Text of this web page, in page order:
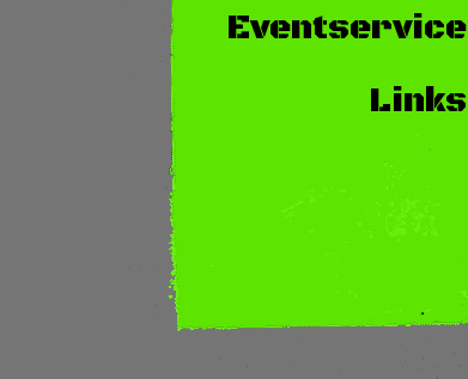
Eventservice
Links